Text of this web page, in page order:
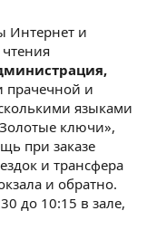
Интернет и
чтения
прачечной и
языками
ключи»,
при заказе
и трансфера
и обратно.
до 10:15 в зале,